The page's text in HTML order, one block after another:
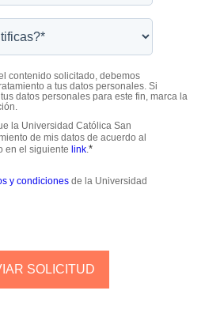
contenido solicitado, debemos
a tus datos personales. Si
datos personales para este fin, marca la
la Universidad Católica San
de mis datos de acuerdo al
en el siguiente link. *
y condicionesde la Universidad